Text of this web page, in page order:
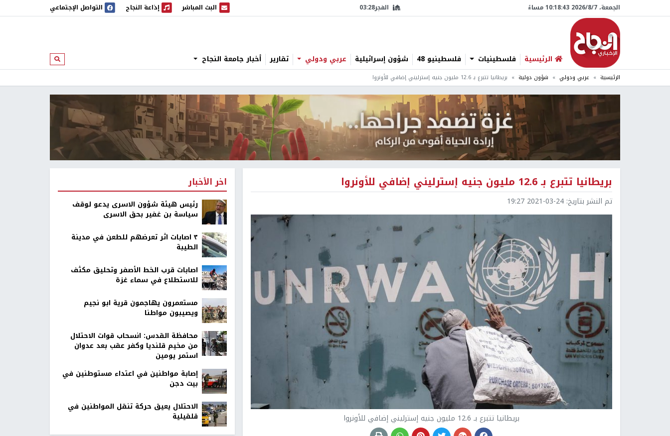
الجمعة، 7/‏8/‏2026 10:18:44 مساءً الفجر03:28 البث المباشر
البث المباشر إذاعة النجاح
إذاعة النجاح التواصل الإجتماعي
الرئيسية فلسطينيات فلسطينيو 48 شؤون إسرائيلية عربي ودولي تقارير أخبار جامعة النجاح ابحث
الرئيسية عربي ودولي شؤون دولية بريطانيا تتبرع بـ 12.6 مليون جنيه إسترليني إضافي للأونروا
بريطانيا تتبرع بـ 12.6 مليون جنيه إسترليني إضافي للأونروا
تم النشر بتاريخ: 2021-03-24 19:27
بريطانيا تتبرع بـ 12.6 مليون جنيه إسترليني إضافي للأونروا
اخر الأخبار
رئيس هيئة شؤون الاسرى يدعو لوقف
سياسة بن غفير بحق الاسرى
٣ اصابات اثر تعرضهم للطعن في مدينة
الطيبة
اصابات قرب الخط الأصفر وتحليق مكثف
للاستطلاع في سماء غزة
مستعمرون يهاجمون قرية ابو نجيم
ويصيبون مواطنا
محافظة القدس: انسحاب قوات الاحتلال
من مخيم قلنديا وكفر عقب بعد عدوان
استمر يومين
إصابة مواطنين في اعتداء مستوطنين في
بيت دجن
الاحتلال يعيق حركة تنقل المواطنين في
قلقيلية